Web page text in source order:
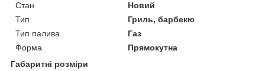
Стан
Новий
Тип
Гриль, барбекю
Тип палива
Газ
Форма
Прямокутна
Габаритні розміри